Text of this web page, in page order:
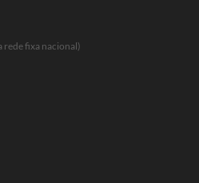
rede fixa nacional)